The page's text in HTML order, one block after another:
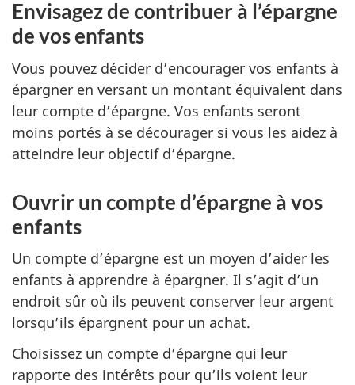
Envisagez de contribuer à l’épargne
de vos enfants
Vous pouvez décider d’encourager vos enfants à
épargner en versant un montant équivalent dans
leur compte d’épargne. Vos enfants seront
moins portés à se décourager si vous les aidez à
atteindre leur objectif d’épargne.
Ouvrir un compte d’épargne à vos
enfants
Un compte d’épargne est un moyen d’aider les
enfants à apprendre à épargner. Il s’agit d’un
endroit sûr où ils peuvent conserver leur argent
lorsqu’ils épargnent pour un achat.
Choisissez un compte d’épargne qui leur
rapporte des intérêts pour qu’ils voient leur